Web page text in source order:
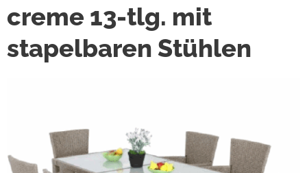
creme 13-tlg. mit
stapelbaren Stühlen